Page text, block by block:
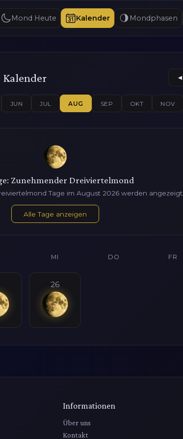
Mond Heute Kalender Mondphasen
◄
JUN JUL AUG SEP OKT NOV
Zunehmender Dreiviertelmond
Tage im August 2026 werden angezeigt
Alle Tage anzeigen
MI DO FR
26
Informationen
Über uns
Kontakt